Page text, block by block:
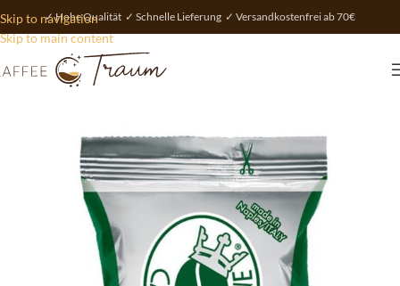
Skip to navigation
Skip to main content
✓ Hohe Qualität ✓ Schnelle Lieferung ✓ Versandkostenfrei ab 70€